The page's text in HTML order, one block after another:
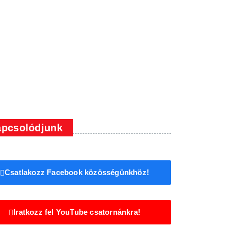
Csatlakozz Facebook közösségünkhöz!
Iratkozz fel YouTube csatornánkra!